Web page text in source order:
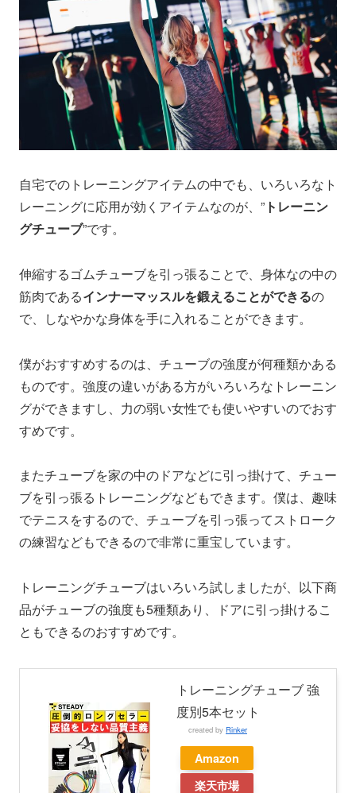
自宅でのトレーニングアイテムの中でも、いろいろなト
レーニングに応用が効くアイテムなのが、” トレーニン
グチューブ”です。
伸縮するゴムチューブを引っ張ることで、身体なの中の
筋肉であるインナーマッスルを鍛えることができるの
で、しなやかな身体を手に入れることができます。
僕がおすすめするのは、チューブの強度が何種類かある
ものです。強度の違いがある方がいろいろなトレーニン
グができますし、力の弱い女性でも使いやすいのでおす
すめです。
またチューブを家の中のドアなどに引っ掛けて、チュー
ブを引っ張るトレーニングなどもできます。僕は、趣味
でテニスをするので、チューブを引っ張ってストローク
の練習などもできるので非常に重宝しています。
トレーニングチューブはいろいろ試しましたが、以下商
品がチューブの強度も5種類あり、ドアに引っ掛けるこ
ともできるのおすすめです。
トレーニングチューブ 強
度別5本セット
created by Rinker
Amazon
楽天市場